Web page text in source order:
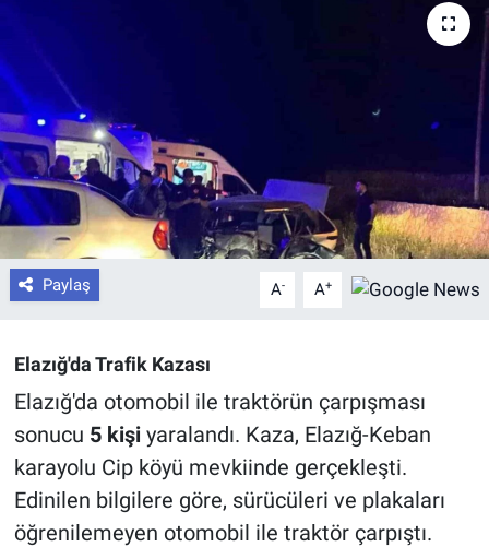
Paylaş A- A+
Elazığ'da Trafik Kazası
Elazığ'da otomobil ile traktörün çarpışması
sonucu 5 kişiyaralandı. Kaza, Elazığ-Keban
karayolu Cip köyü mevkiinde gerçekleşti.
Edinilen bilgilere göre, sürücüleri ve plakaları
öğrenilemeyen otomobil ile traktör çarpıştı.